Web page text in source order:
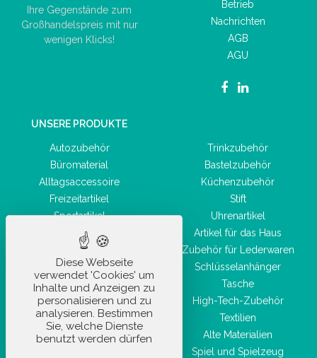
Ihre Gegenstände zum
Großhandelspreis mit nur
wenigen Klicks!
Betrieb
Nachrichten
AGB
AGU
UNSERE PRODUKTE
Autozubehör
Büromaterial
Alltagsaccessoire
Freizeitartikel
Sportartikel
Hygiene- und
Gesundheitsprodukte
Taschenwaren
Schönheitszubehör
Trinkzubehör
Bastelzubehör
Küchenzubehör
Stift
Uhrenartikel
Artikel für das Haus
Zubehör für Lederwaren
Schlüsselanhänger
Tasche
High-Tech-Zubehör
Textilien
Alte Materialien
Spiel und Spielzeug
Diese Webseite
verwendet 'Cookies' um
Inhalte und Anzeigen zu
personalisieren und zu
analysieren. Bestimmen
Sie, welche Dienste
benutzt werden dürfen